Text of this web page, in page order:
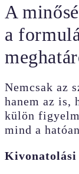
A
a
Nemcsak az
hanem az is,
külön
mind a
Kivonatolási